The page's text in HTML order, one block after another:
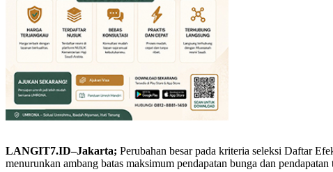
LANGIT7.ID–Jakarta; Perubahan besar pada kriteria seleksi Daftar
menurunkan ambang batas maksimum pendapatan bunga dan